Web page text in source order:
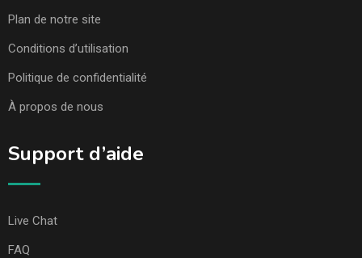
Plan de notre site
Conditions d’utilisation
Politique de confidentialité
À propos de nous
Support d’aide
Live Chat
FAQ